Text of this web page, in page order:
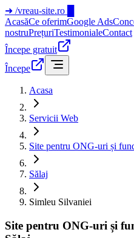
➜ /vreau-site.ro
AcasăCe oferimGoogle Ads
nostruPrețuriTestimonialeContact
Începe gratuit
Începe
Acasa
Servicii Web
Site pentru ONG-uri și
Sălaj
Simleu Silvaniei
Site pentru ONG-uri și